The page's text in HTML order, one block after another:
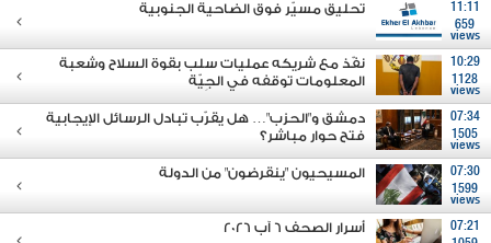
11:11
659
views
تحليق مسيّر فوق الضاحية الجنوبية
10:29
1128
views
نفّذ مع شريكه عمليات سلب بقوة السلاح وشعبة
المعلومات توقفه في الجِيّة
07:34
1505
views
دمشق و"الحزب"… هل يقرّب تبادل الرسائل الإيجابية
فتح حوار مباشر؟
07:30
1599
views
المسيحيون "ينقرضون" من الدولة
07:21
أسرار الصحف 6 آب 2026